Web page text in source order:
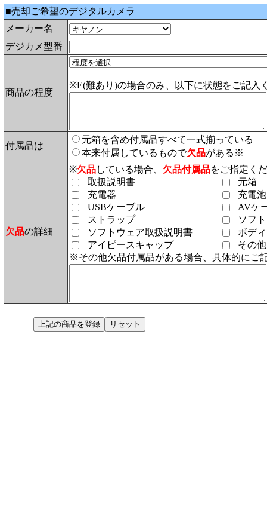
■売却ご希望のデジタルカメラ
メーカー名
デジカメ型番
商品の程度
※E(難あり)の場合のみ、以下に状態をご記入
付属品は
元箱を含め付属品すべて一式揃っている
本来付属しているもので欠品がある※
欠品の詳細
※欠品している場合、 欠品付属品をご指定く
取扱説明書
元箱
充電器
充電池
USBケーブル
AVケ
ストラップ
ソフ
ソフトウェア取扱説明書
ボデ
アイピースキャップ
その
※その他欠品付属品がある場合、具体的にご